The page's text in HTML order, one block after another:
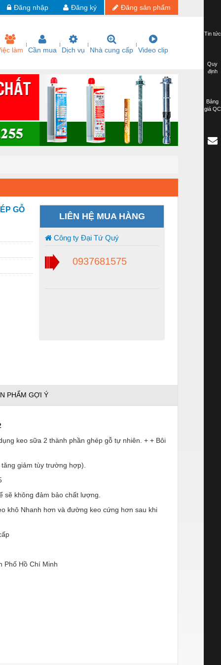
Đăng sản phẩm
Đăng ký
Đăng nhập
làm Cần mua Dịch vụ Nhà cung cấp Video clip
GỖ
LIÊN HỆ MUA HÀNG
Công ty Đại Tứ Quý
0937681575
PHẨM GỢI Ý
keo sữa 2 thành phần ghép gỗ tự nhiên. + + Bôi
giảm tùy trường hợp).
không đảm bảo chất lượng.
khô Nhanh hơn và đường keo cứng hơn sau khi
Phố Hồ Chí Minh
Tin tức
Quy
định
Bảng
giá QC